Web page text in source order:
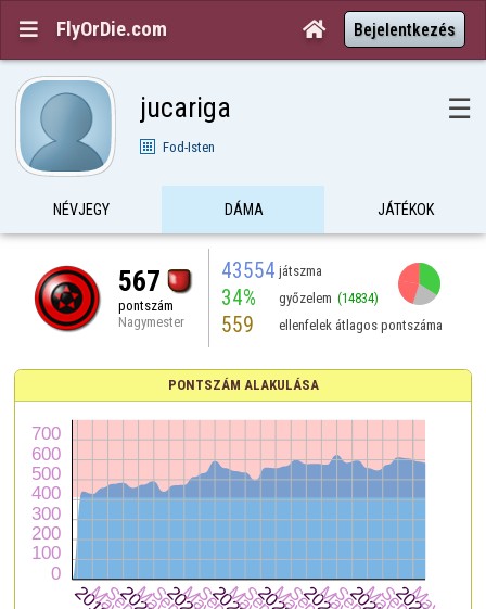
 FlyOrDie.com  Bejelentkezés
jucariga ☰
Fod-Isten
NÉVJEGY DÁMA JÁTÉKOK
567
pontszám
Nagymester
43554 játszma
34% győzelem (14834)
559 ellenfelek átlagos pontszáma
PONTSZÁM ALAKULÁSA